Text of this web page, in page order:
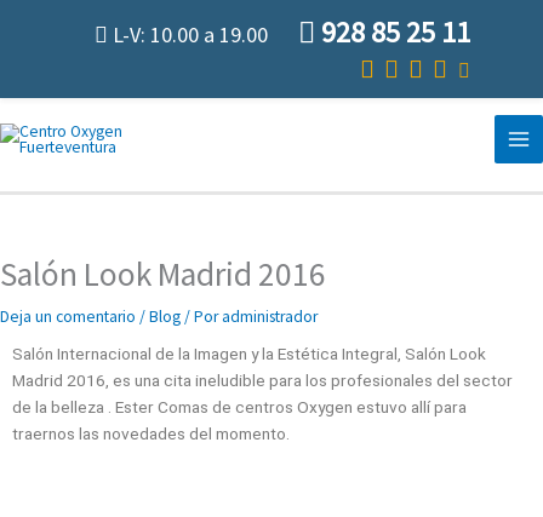
Salón Look Madrid 2016
Deja un comentario /Blog/ Poradministrador
Salón Internacional de la Imagen y la Estética Integral, Salón Look
Madrid 2016, es una cita ineludible para los profesionales del sector
de la belleza . Ester Comas de centros Oxygen estuvo allí para
traernos las novedades del momento.
L-V: 10.00 a 19.00 928 85 25 11